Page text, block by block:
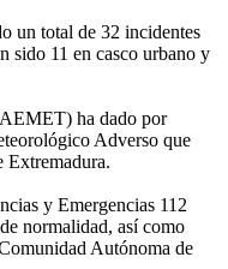
un total de 32 incidentes
sido 11 en casco urbano y
ha dado por
Adverso que
Extremadura.
y Emergencias 112
normalidad, así como
Autónoma de